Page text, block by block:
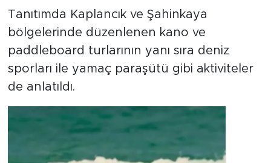
Tanıtımda Kaplancık ve Şahinkaya
bölgelerinde düzenlenen kano ve
paddleboard turlarının yanı sıra deniz
sporları ile yamaç paraşütü gibi aktiviteler
de anlatıldı.